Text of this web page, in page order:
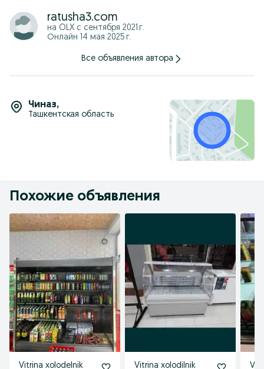
ratusha3.com
на OLX с сентября 2021 г.
Онлайн 14 мая 2025 г.
Все объявления автора
Чиназ,
Ташкентская область
Похожие объявления
Vitrina xolodelnik Vitrina xolodilnik